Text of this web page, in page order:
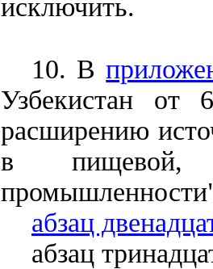
исключить.
10. В
Узбекистан
расширению
в пищевой,
абзац
абзац